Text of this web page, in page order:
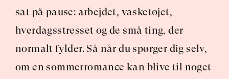
sat på pause: arbejdet, vasketøjet,
hverdagsstresset og de små ting, der
normalt fylder. Så når du spørger dig selv,
om en sommerromance kan blive til noget